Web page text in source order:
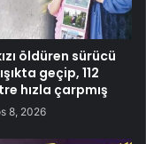
öldüren sürücü
ışıkta geçip, 112
hızla çarpmış
8, 2026